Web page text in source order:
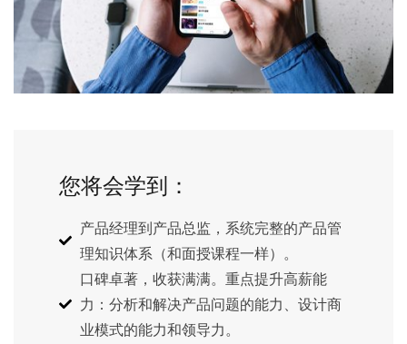
您将会学到：
产品经理到产品总监，系统完整的产品管
理知识体系（和面授课程一样）。
口碑卓著，收获满满。重点提升高薪能
力：分析和解决产品问题的能力、设计商
业模式的能力和领导力。